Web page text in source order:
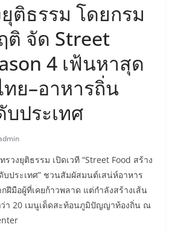
ติธรรม โดยกรม
ติ จัด Street
4 เฟ้นหาสุด
ย–อาหารถิ่น
ประเทศ
วงยุติธรรม เปิดเวที “Street Food สร้าง
บประเทศ” ชวนสัมผัสมนต์เสน่ห์อาหาร
ฝีมือผู้ที่เคยก้าวพลาด แต่กำลังสร้างเส้น
า 20 เมนูเด็ดสะท้อนภูมิปัญญาท้องถิ่น ณ